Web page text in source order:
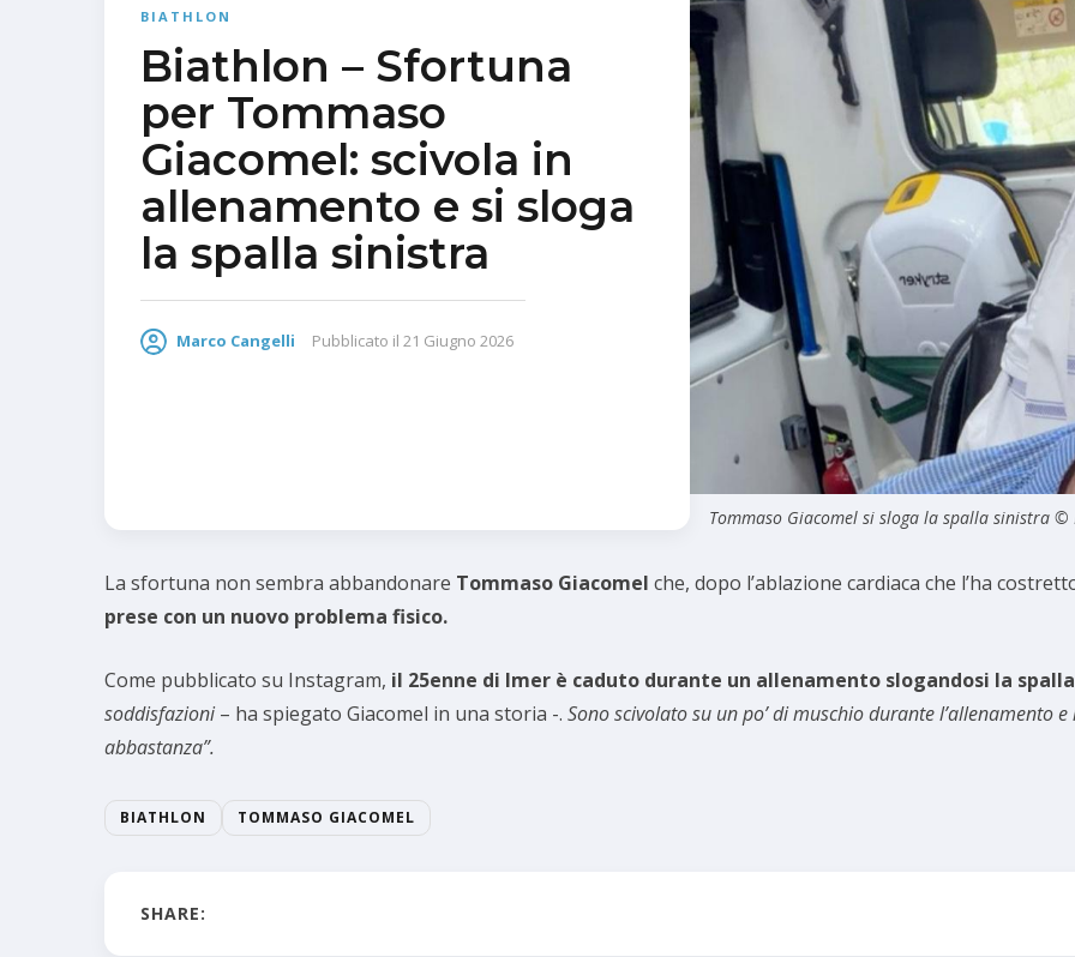
BIATHLON
Biathlon – Sfortuna
per Tommaso
Giacomel: scivola in
allenamento e si sloga
la spalla sinistra
Marco Cangelli Pubblicato il 21 Giugno 2026
Tommaso Giacomel si sloga la spalla sinistra
La sfortuna non sembra abbandonare Tommaso Giacomel che, dopo l’ablazione cardiaca che l’ha
prese con un nuovo problema fisico.
Come pubblicato su Instagram, il 25enne di Imer è caduto durante un allenamento slogandosi la
soddisfazioni– ha spiegato Giacomel in una storia -. Sono scivolato su un po’ di muschio durante l’allenamento
abbastanza”.
BIATHLON TOMMASO GIACOMEL
SHARE: